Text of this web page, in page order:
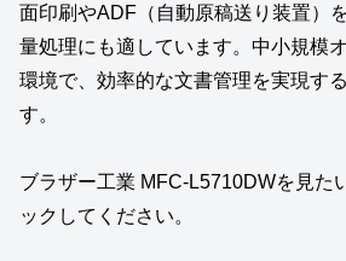
面印刷やADF（自動原稿送り装置）
量処理にも適しています。中小規模
環境で、効率的な文書管理を実現す
す。
ブラザー工業 MFC-L5710DWを見た
ックしてください。